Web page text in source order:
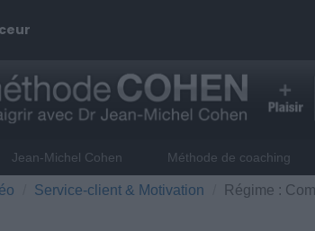
Jean-Michel Cohen Méthode de coaching
Service-client & Motivation Régime :